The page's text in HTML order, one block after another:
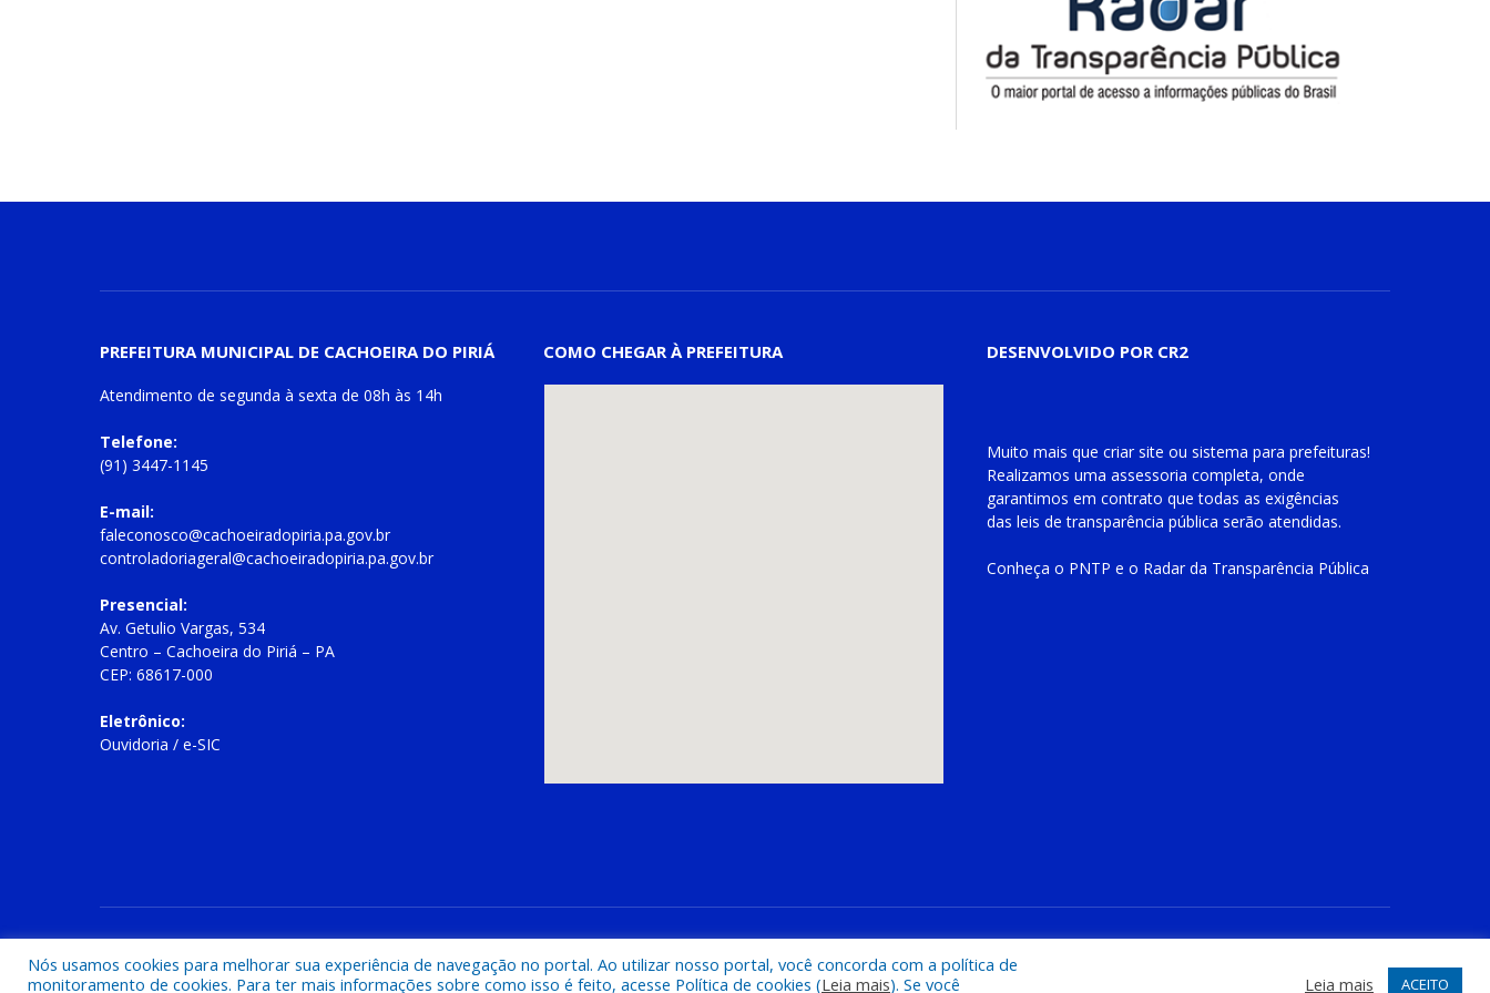
PREFEITURA MUNICIPAL DE CACHOEIRA DO PIRIÁ
Atendimento de segunda à sexta de 08h às 14h
Telefone:
(91) 3447-1145
E-mail:
faleconosco@cachoeiradopiria.pa.gov.br
controladoriageral@cachoeiradopiria.pa.gov.br
Presencial:
Av. Getulio Vargas, 534
Centro – Cachoeira do Piriá – PA
CEP: 68617-000
Eletrônico:
Ouvidoria / e-SIC
COMO CHEGAR À PREFEITURA DESENVOLVIDO POR CR2
Muito mais que criar site ou sistema para prefeituras!
Realizamos uma assessoria completa, onde
garantimos em contrato que todas as exigências
das leis de transparência pública serão atendidas.
Conheça o PNTP e o Radar da Transparência Pública
Nós usamos cookies para melhorar sua experiência de navegação no portal. Ao utilizar nosso portal, você concorda com a política de
monitoramento de cookies. Para ter mais informações sobre como isso é feito, acesse Política de cookies (Leia mais). Se você Leia mais ACEITO